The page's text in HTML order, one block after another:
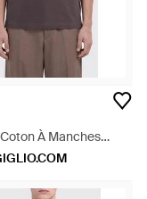
À Manches
Col Côtelé Et